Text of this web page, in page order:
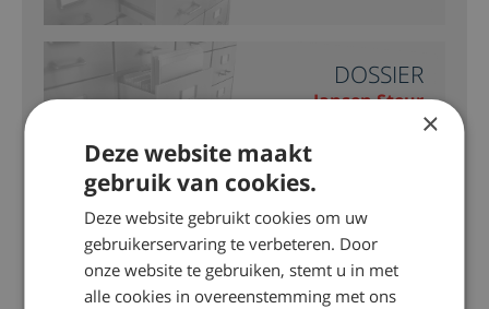
DOSSIER
Jansen Steur
Misbruik RKK
DOSSIER
×
Deze website maakt
gebruik van cookies.
Deze website gebruikt cookies om uw
gebruikerservaring te verbeteren. Door
onze website te gebruiken, stemt u in met
alle cookies in overeenstemming met ons